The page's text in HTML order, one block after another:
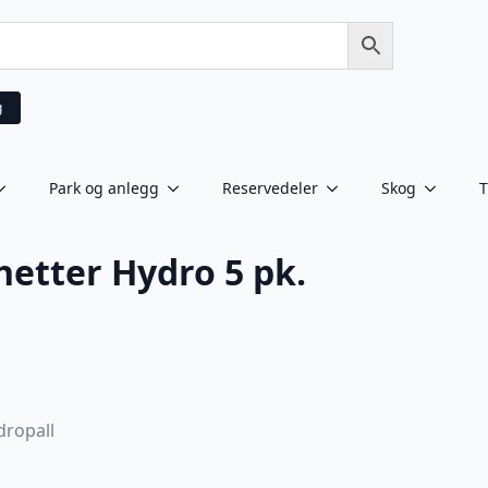
Park og anlegg Reservedeler Skog
Hydro 5 pk.